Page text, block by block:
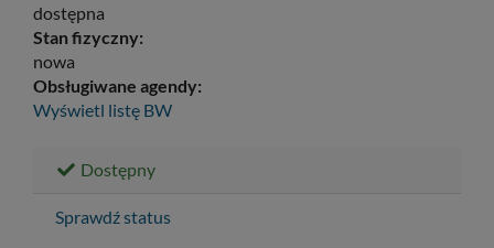
dostępna
Stan fizyczny:
nowa
Obsługiwane agendy:
Wyświetl listę BW
Dostępny
Sprawdź status